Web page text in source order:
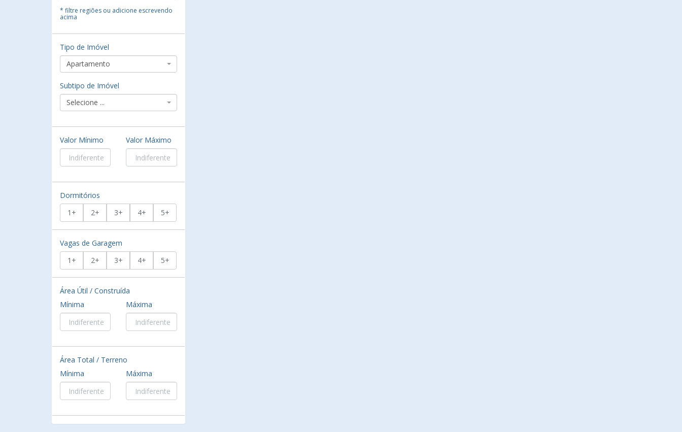
* filtre regiões ou adicione escrevendo
acima
Tipo de Imóvel
Apartamento
Subtipo de Imóvel
Selecione ...
Valor Mínimo Valor Máximo
Dormitórios
1+
2+ 3+ 4+ 5+
Vagas de Garagem
1+
2+ 3+ 4+ 5+
Área Útil / Construída
Mínima
Máxima
Área Total / Terreno
Mínima
Máxima